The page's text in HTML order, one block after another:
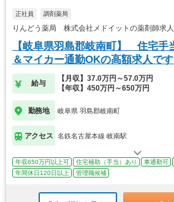
正社員 調剤薬局
りんどう薬局 株式会社メドイットの薬剤師求人
【岐阜県羽島郡岐南町】 住宅手
＆マイカー通勤OKの高額求人です
給与
【月収】37.0万円～57.0万円
【年収】450万円～650万円
勤務地 岐阜県 羽島郡岐南町
アクセス 名鉄名古屋本線 岐南駅
年収650万円以上可 住宅補助（手当）あり 車通勤可
年間休日120日以上
管理職候補